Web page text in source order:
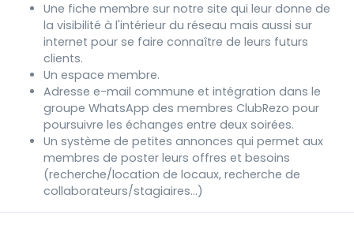
Une fiche membre sur notre site qui leur donne de
la visibilité à l'intérieur du réseau mais aussi sur
internet pour se faire connaître de leurs futurs
clients.
Un espace membre.
Adresse e-mail commune et intégration dans le
groupe WhatsApp des membres ClubRezo pour
poursuivre les échanges entre deux soirées.
Un système de petites annonces qui permet aux
membres de poster leurs offres et besoins
(recherche/location de locaux, recherche de
collaborateurs/stagiaires…)